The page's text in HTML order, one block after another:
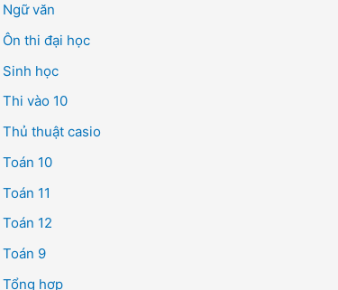
Ngữ văn
Ôn thi đại học
Sinh học
Thi vào 10
Thủ thuật casio
Toán 10
Toán 11
Toán 12
Toán 9
Tổng hợp